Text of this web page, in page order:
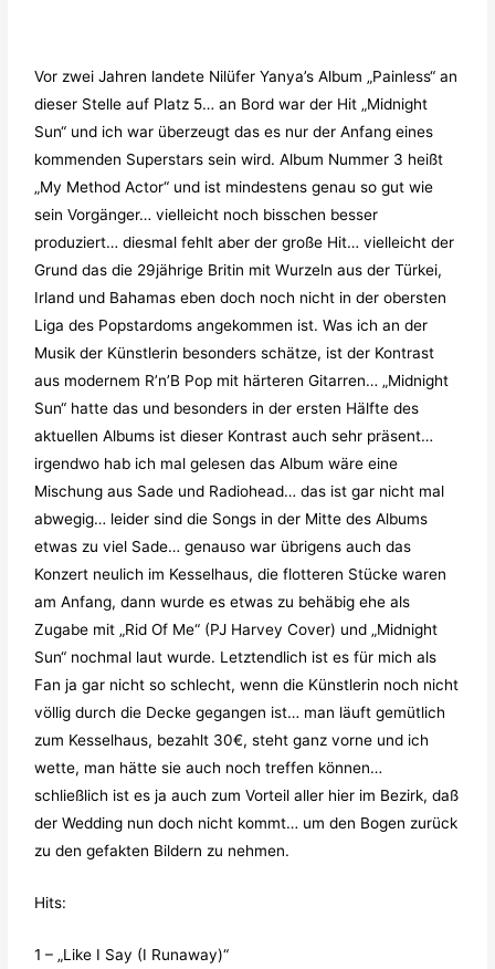
Vor zwei Jahren landete Nilüfer Yanya’s Album „Painless“ an
dieser Stelle auf Platz 5… an Bord war der Hit „Midnight
Sun“ und ich war überzeugt das es nur der Anfang eines
kommenden Superstars sein wird. Album Nummer 3 heißt
„My Method Actor“ und ist mindestens genau so gut wie
sein Vorgänger… vielleicht noch bisschen besser
produziert… diesmal fehlt aber der große Hit… vielleicht der
Grund das die 29jährige Britin mit Wurzeln aus der Türkei,
Irland und Bahamas eben doch noch nicht in der obersten
Liga des Popstardoms angekommen ist. Was ich an der
Musik der Künstlerin besonders schätze, ist der Kontrast
aus modernem R’n’B Pop mit härteren Gitarren… „Midnight
Sun“ hatte das und besonders in der ersten Hälfte des
aktuellen Albums ist dieser Kontrast auch sehr präsent…
irgendwo hab ich mal gelesen das Album wäre eine
Mischung aus Sade und Radiohead… das ist gar nicht mal
abwegig… leider sind die Songs in der Mitte des Albums
etwas zu viel Sade… genauso war übrigens auch das
Konzert neulich im Kesselhaus, die flotteren Stücke waren
am Anfang, dann wurde es etwas zu behäbig ehe als
Zugabe mit „Rid Of Me“ (PJ Harvey Cover) und „Midnight
Sun“ nochmal laut wurde. Letztendlich ist es für mich als
Fan ja gar nicht so schlecht, wenn die Künstlerin noch nicht
völlig durch die Decke gegangen ist… man läuft gemütlich
zum Kesselhaus, bezahlt 30€, steht ganz vorne und ich
wette, man hätte sie auch noch treffen können…
schließlich ist es ja auch zum Vorteil aller hier im Bezirk, daß
der Wedding nun doch nicht kommt… um den Bogen zurück
zu den gefakten Bildern zu nehmen.
Hits:
1 – „Like I Say (I Runaway)“